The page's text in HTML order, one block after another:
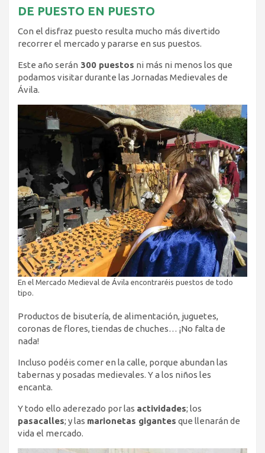
DE PUESTO EN PUESTO
Con el disfraz puesto resulta mucho más divertido
recorrer el mercado y pararse en sus puestos.
Este año serán 300 puestos ni más ni menos los que
podamos visitar durante las Jornadas Medievales de
Ávila.
En el Mercado Medieval de Ávila encontraréis puestos de todo
tipo.
Productos de bisutería, de alimentación, juguetes,
coronas de flores, tiendas de chuches… ¡No falta de
nada!
Incluso podéis comer en la calle, porque abundan las
tabernas y posadas medievales. Y a los niños les
encanta.
Y todo ello aderezado por las actividades; los
pasacalles; y las marionetas gigantes que llenarán de
vida el mercado.